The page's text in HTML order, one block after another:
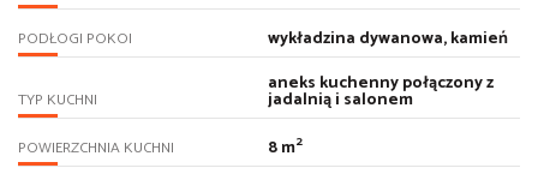
PODŁOGI POKOI wykładzina dywanowa, kamień
TYP KUCHNI
aneks kuchenny połączony z
jadalnią i salonem
POWIERZCHNIA KUCHNI 8 m2